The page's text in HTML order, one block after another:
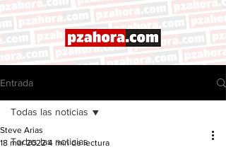
Entrada
Todas las noticias
Todas las noticias
Steve Arias
18 mar 2022 4 min de lectura